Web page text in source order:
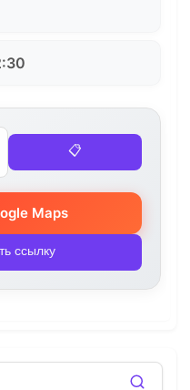
📋
Maps
ссылку